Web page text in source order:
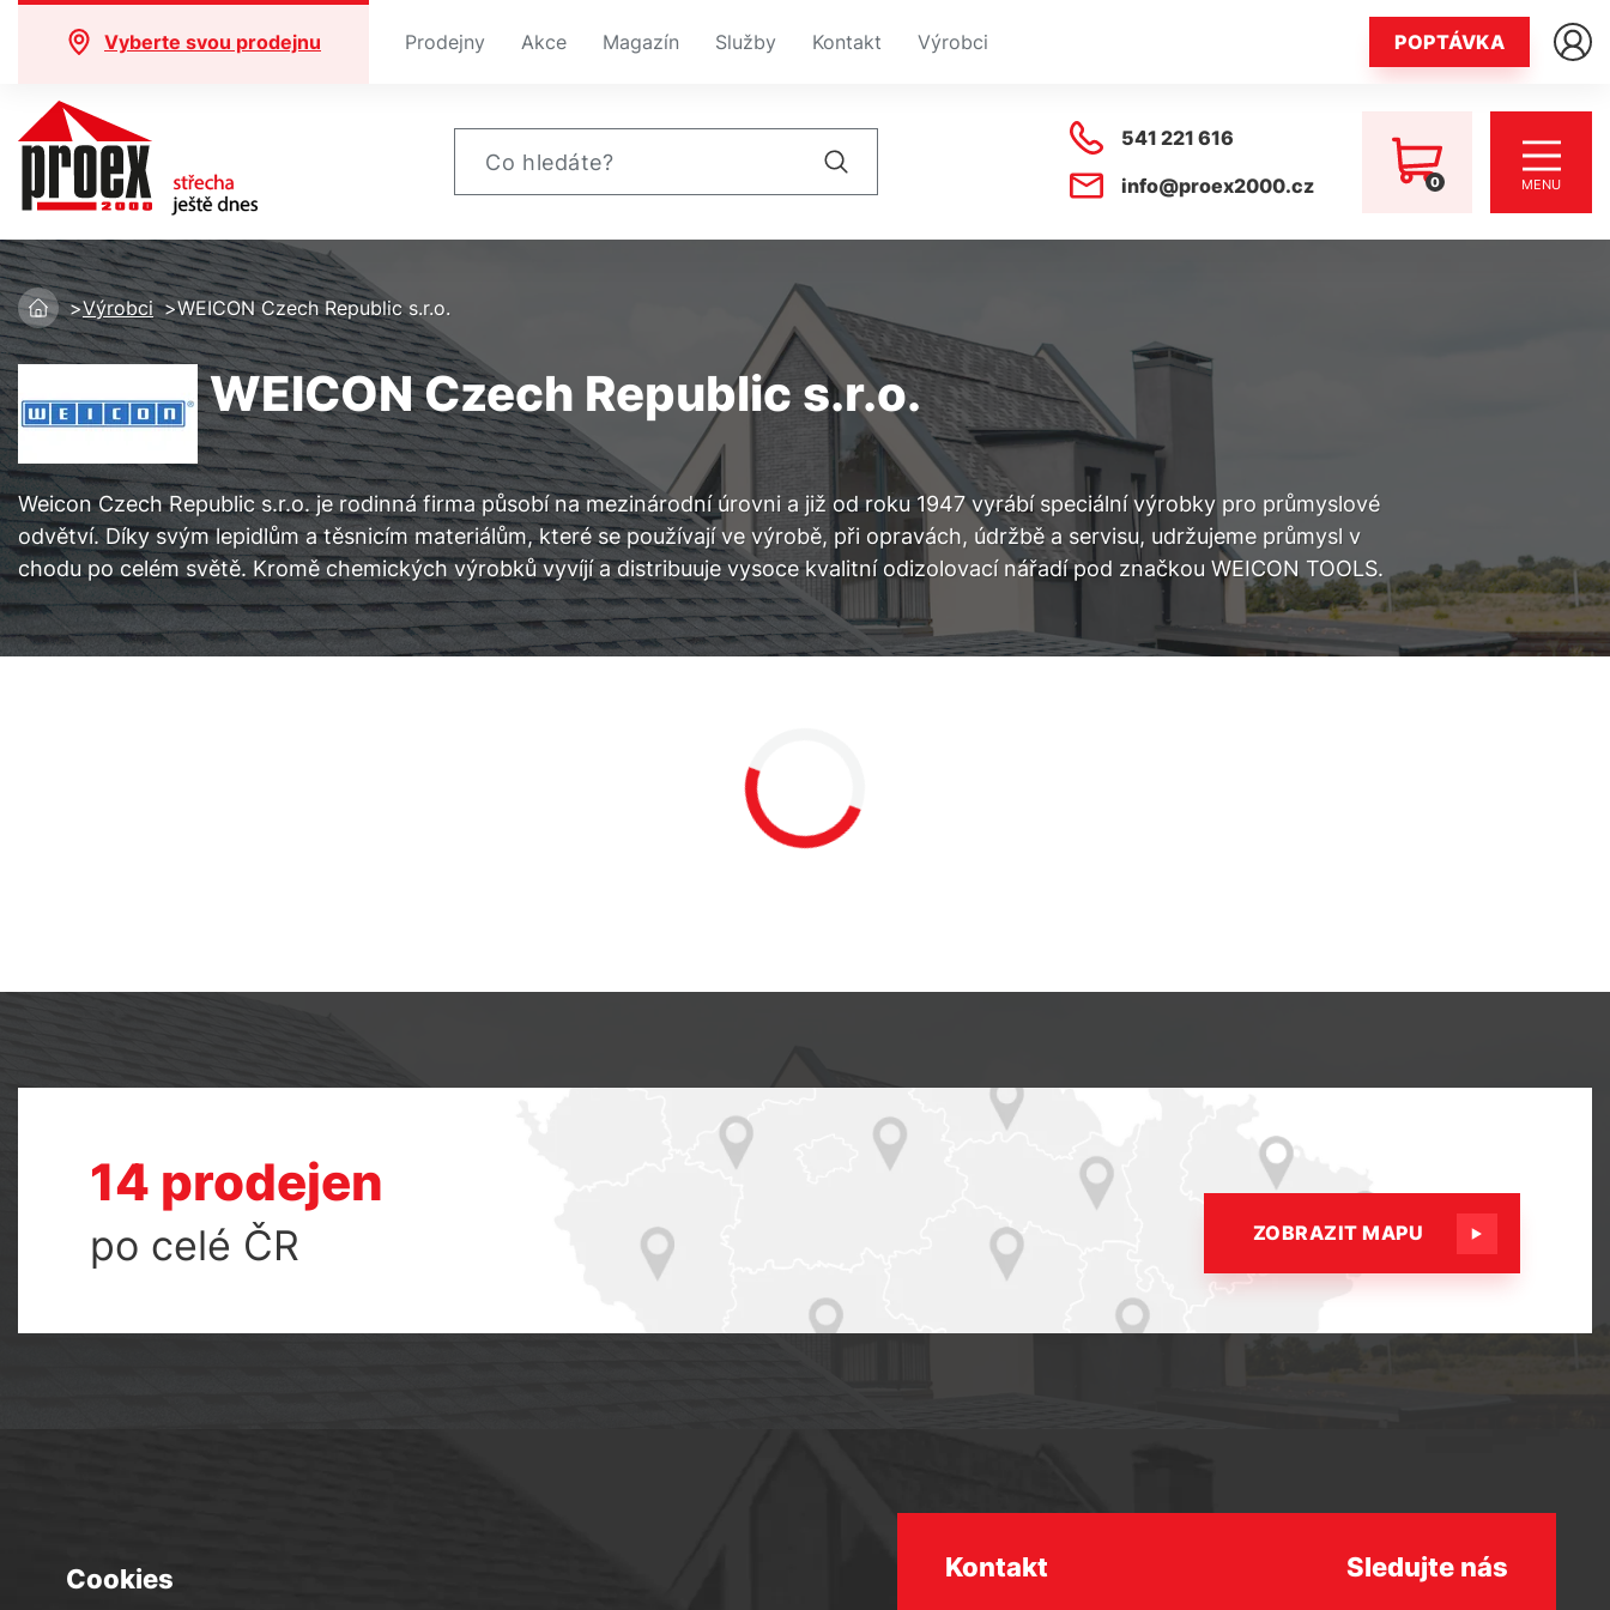
Vyberte svou prodejnu Prodejny Akce Magazín Služby Kontakt Výrobci POPTÁVKA
541 221 616
info@proex2000.cz
0 MENU
Výrobci WEICON Czech Republic s.r.o.
WEICON Czech Republic s.r.o.
Weicon Czech Republic s.r.o. je rodinná firma působí na mezinárodní úrovni a již od roku 1947 vyrábí speciální výrobky pro průmyslové
odvětví. Díky svým lepidlům a těsnicím materiálům, které se používají ve výrobě, při opravách, údržbě a servisu, udržujeme průmysl v
chodu po celém světě. Kromě chemických výrobků vyvíjí a distribuuje vysoce kvalitní odizolovací nářadí pod značkou WEICON TOOLS.
14 prodejen
po celé ČR ZOBRAZIT MAPU
Cookies Kontakt Sledujte nás